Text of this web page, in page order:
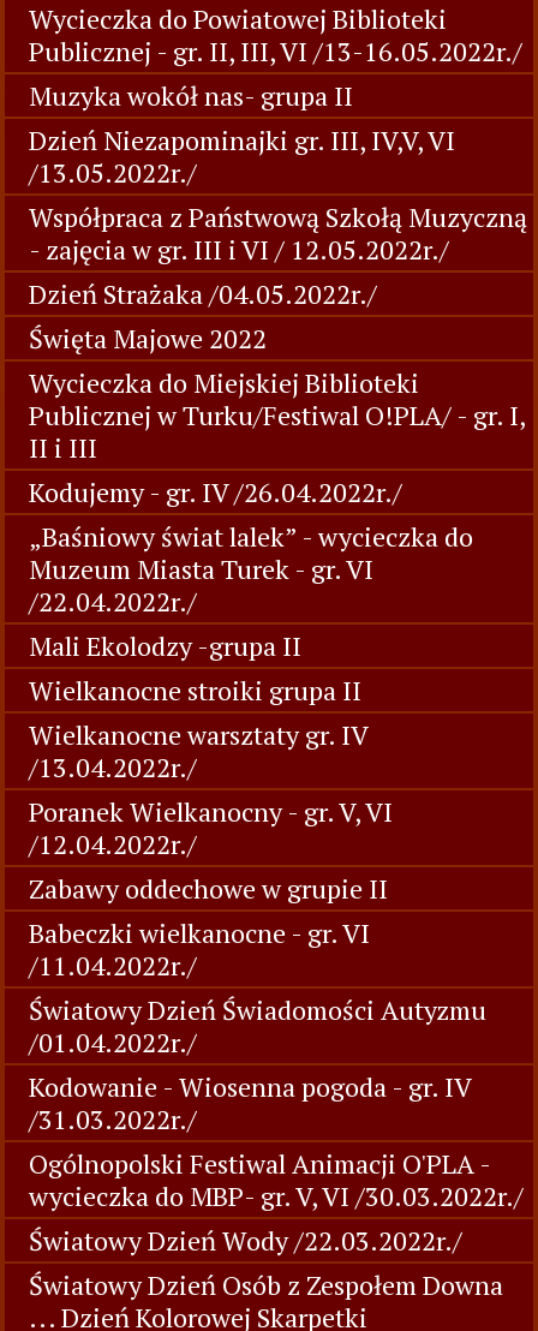
Wycieczka do Powiatowej Biblioteki
Publicznej - gr. II, III, VI /13-16.05.2022r./
Muzyka wokół nas- grupa II
Dzień Niezapominajki gr. III, IV,V, VI
/13.05.2022r./
Współpraca z Państwową Szkołą Muzyczną
- zajęcia w gr. III i VI / 12.05.2022r./
Dzień Strażaka /04.05.2022r./
Święta Majowe 2022
Wycieczka do Miejskiej Biblioteki
Publicznej w Turku/Festiwal O!PLA/ - gr. I,
II i III
Kodujemy - gr. IV /26.04.2022r./
„Baśniowy świat lalek” - wycieczka do
Muzeum Miasta Turek - gr. VI
/22.04.2022r./
Mali Ekolodzy -grupa II
Wielkanocne stroiki grupa II
Wielkanocne warsztaty gr. IV
/13.04.2022r./
Poranek Wielkanocny - gr. V, VI
/12.04.2022r./
Zabawy oddechowe w grupie II
Babeczki wielkanocne - gr. VI
/11.04.2022r./
Światowy Dzień Świadomości Autyzmu
/01.04.2022r./
Kodowanie - Wiosenna pogoda - gr. IV
/31.03.2022r./
Ogólnopolski Festiwal Animacji O'PLA -
wycieczka do MBP- gr. V, VI /30.03.2022r./
Światowy Dzień Wody /22.03.2022r./
Światowy Dzień Osób z Zespołem Downa
... Dzień Kolorowej Skarpetki